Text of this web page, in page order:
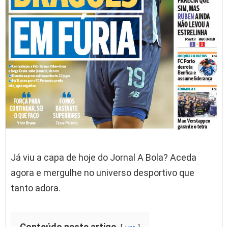
Já viu a capa de hoje do Jornal A Bola? Aceda
agora e mergulhe no universo desportivo que
tanto adora.